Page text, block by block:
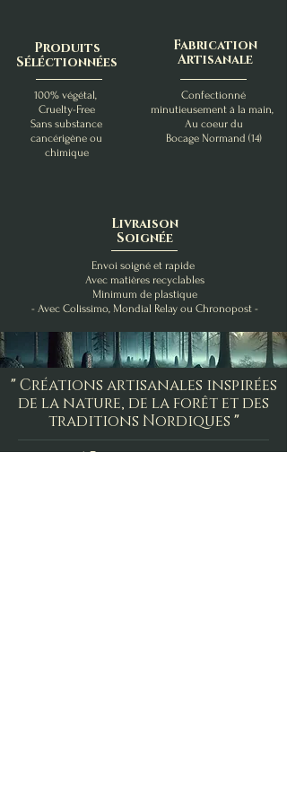
Produits
Séléctionnées
100% végétal,
Cruelty-Free
Sans substance
cancérigène ou
chimique
Fabrication
Artisanale
Confectionné
minutieusement à la main,
Au coeur du
Bocage Normand (14)
Livraison
Soignée
Envoi soigné et rapide
Avec matières recyclables
Minimum de plastique
- Avec Colissimo, Mondial Relay ou Chronopost -
"Créations artisanales inspirées
de la nature, de la forêt et des
traditions Nordiques "
Newsletter